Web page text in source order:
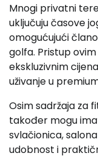
Mnogi privatni
uključuju časove
omogućujući
golfa. Pristup
ekskluzivnim
uživanje u
Osim sadržaja za
također mogu
svlačionica,
udobnost i